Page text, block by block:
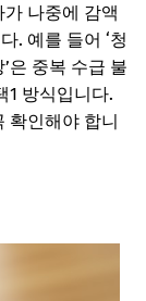
나중에 감액
. 예를 들어 ‘청
은 중복 수급 불
1 방식입니다.
확인해야 합니